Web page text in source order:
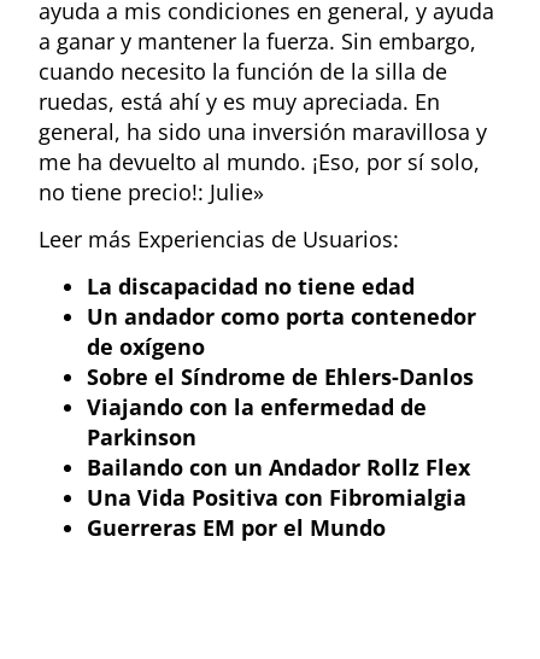
ayuda a mis condiciones en general, y ayuda
a ganar y mantener la fuerza. Sin embargo,
cuando necesito la función de la silla de
ruedas, está ahí y es muy apreciada. En
general, ha sido una inversión maravillosa y
me ha devuelto al mundo. ¡Eso, por sí solo,
no tiene precio!: Julie»
Leer más Experiencias de Usuarios:
La discapacidad no tiene edad
Un andador como porta contenedor
de oxígeno
Sobre el Síndrome de Ehlers-Danlos
Viajando con la enfermedad de
Parkinson
Bailando con un Andador Rollz Flex
Una Vida Positiva con Fibromialgia
Guerreras EM por el Mundo